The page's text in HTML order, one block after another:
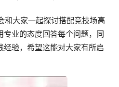
和大家一起探讨搭配竞技场高
专业的态度回答每个问题，同
经验，希望这能对大家有所启